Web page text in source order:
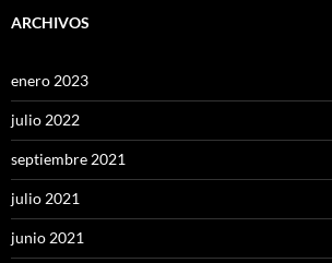
ARCHIVOS
enero 2023
julio 2022
septiembre 2021
julio 2021
junio 2021